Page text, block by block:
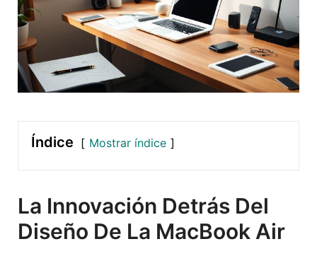
Índice Mostrar índice
La Innovación Detrás Del
Diseño De La MacBook Air